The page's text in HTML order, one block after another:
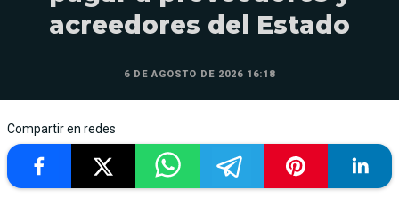
acreedores del Estado
6 DE AGOSTO DE 2026 16:18
Compartir en redes